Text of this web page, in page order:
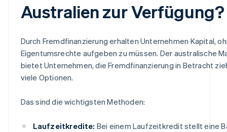
Australien zur Verfügung?
Durch Fremdfinanzierung erhalten Unternehmen Kapital,
Eigentumsrechte aufgeben zu müssen. Der australische
bietet Unternehmen, die Fremdfinanzierung in Betracht
viele Optionen.
Das sind die wichtigsten Methoden:
Laufzeitkredite: Bei einem Laufzeitkredit stellt eine